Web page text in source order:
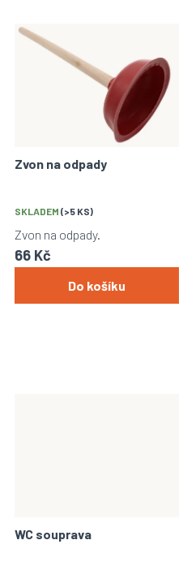
Zvon na odpady
SKLADEM (>5 KS)
66 Kč
Do košíku
Zvon na odpady.
WC souprava